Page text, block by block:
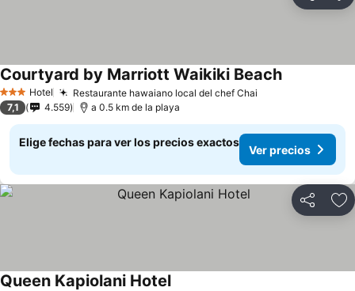
3 Estrellas
Hotel Restaurante hawaiano local del chef Chai
Courtyard by Marriott Waikiki Beach
7,1 4.559 a 0.5 km de la playa
Elige fechas para ver los precios exactos
Ver precios
Compartir
Queen Kapiolani Hotel